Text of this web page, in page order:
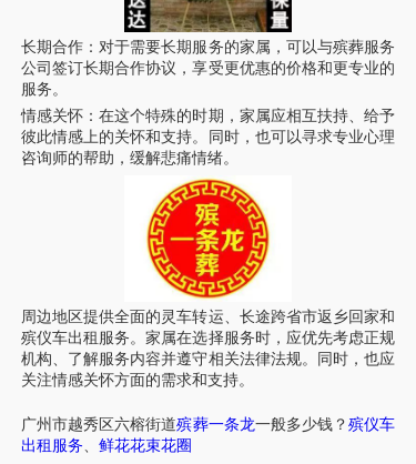
长期合作：对于需要长期服务的家属，可以与殡葬服务
公司签订长期合作协议，享受更优惠的价格和更专业的
服务。
情感关怀：在这个特殊的时期，家属应相互扶持、给予
彼此情感上的关怀和支持。同时，也可以寻求专业心理
咨询师的帮助，缓解悲痛情绪。
周边地区提供全面的 灵车转运、长途跨省市返乡回家和
殡仪车出租服务。家属在选择服务时，应优先考虑正规
机构、了解服务内容并遵守相关法律法规。同时，也应
关注情感关怀方面的需求和支持。
广州市越秀区六榕街道殡葬一条龙一般多少钱？殡仪车
出租服务
鲜花花束花圈